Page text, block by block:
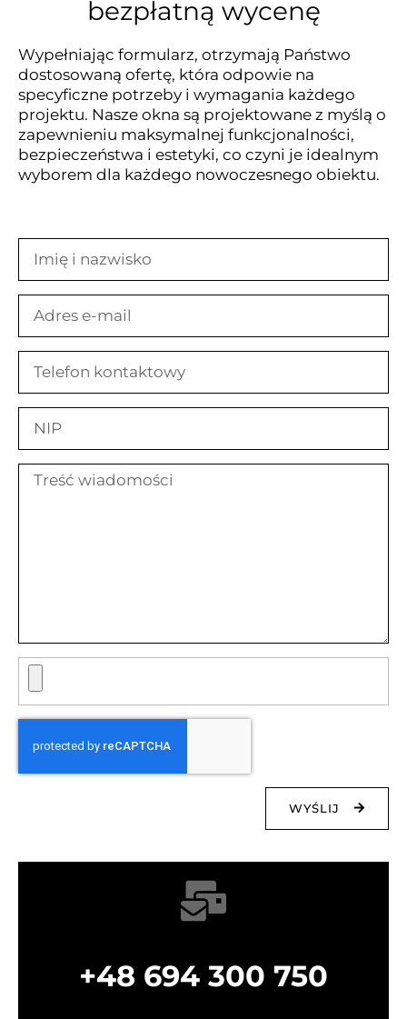
bezpłatną wycenę
Wypełniając formularz, otrzymają Państwo
dostosowaną ofertę, która odpowie na
specyficzne potrzeby i wymagania każdego
projektu. Nasze okna są projektowane z myślą o
zapewnieniu maksymalnej funkcjonalności,
bezpieczeństwa i estetyki, co czyni je idealnym
wyborem dla każdego nowoczesnego obiektu.
WYŚLIJ
+48 694 300 750